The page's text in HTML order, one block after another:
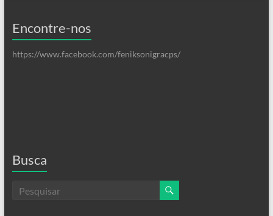
Encontre-nos
https://www.facebook.com/feniksonigracps/
Busca